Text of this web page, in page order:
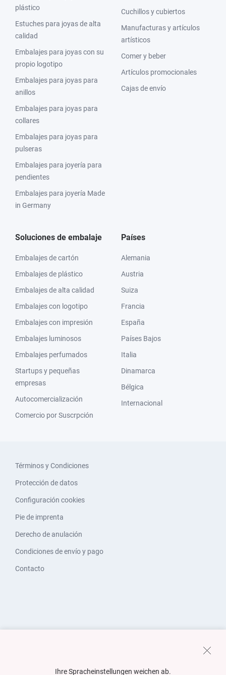
plástico
Estuches para joyas de alta
calidad
Embalajes para joyas con su
propio logotipo
Embalajes para joyas para
anillos
Embalajes para joyas para
collares
Embalajes para joyas para
pulseras
Embalajes para joyería para
pendientes
Embalajes para joyería Made
in Germany
Cuchillos y cubiertos
Manufacturas y artículos
artísticos
Comer y beber
Artículos promocionales
Cajas de envío
Soluciones de embalaje
Embalajes de cartón
Embalajes de plástico
Embalajes de alta calidad
Embalajes con logotipo
Embalajes con impresión
Embalajes luminosos
Embalajes perfumados
Startups y pequeñas
empresas
Autocomercialización
Comercio por Suscrpción
Países
Alemania
Austria
Suiza
Francia
España
Países Bajos
Italia
Dinamarca
Bélgica
Internacional
Términos y Condiciones
Protección de datos
Configuración cookies
Pie de imprenta
Derecho de anulación
Condiciones de envío y pago
Contacto
Ihre Spracheinstellungen weichen ab.